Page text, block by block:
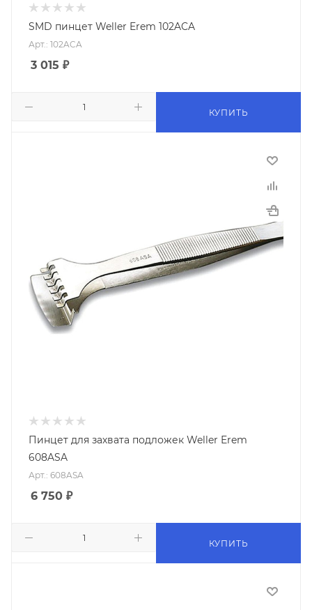
SMD пинцет Weller Erem 102ACA
Арт.: 102ACA
3 015 ₽
КУПИТЬ
Пинцет для захвата подложек Weller Erem
608ASA
Арт.: 608ASA
6 750 ₽
КУПИТЬ